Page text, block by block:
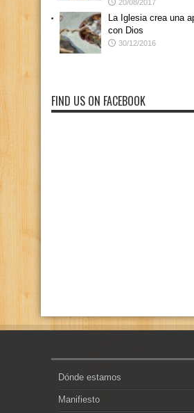
20/08/2017
La Iglesia crea una
con Dios
30/12/2016
FIND US ON FACEBOOK
Dónde estamos
Manifiesto